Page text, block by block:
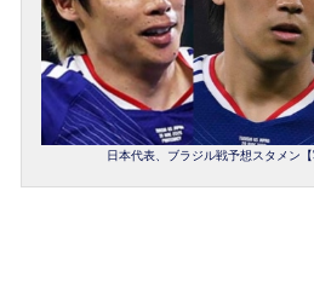
日本代表、ブラジル戦予想スタメン